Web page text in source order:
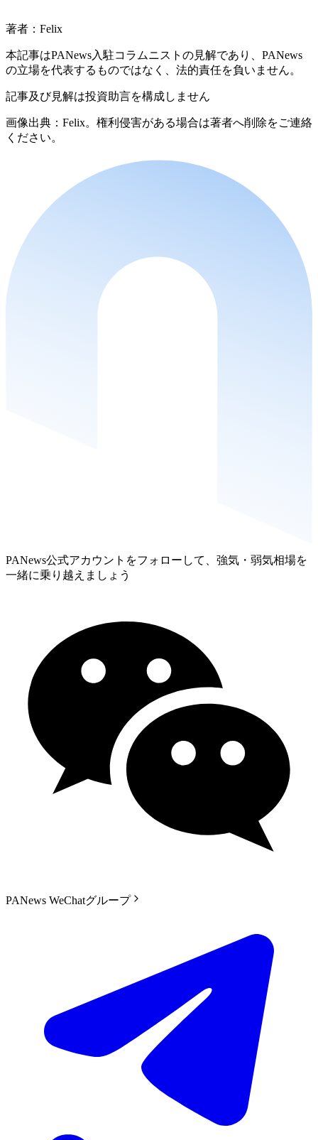
著者：Felix
本記事はPANews入駐コラムニストの見解であり、PANews
の立場を代表するものではなく、法的責任を負いません。
記事及び見解は投資助言を構成しません
画像出典：Felix。権利侵害がある場合は著者へ削除をご連絡
ください。
PANews公式アカウントをフォローして、強気・弱気相場を
一緒に乗り越えましょう
PANews WeChatグループ